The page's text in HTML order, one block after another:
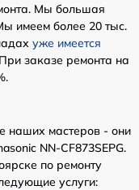
Мы большая
имеем более 20 тыс.
уже имеется
заказе ремонта на
наших мастеров - они
NN-CF873SEPG.
по ремонту
услуги: